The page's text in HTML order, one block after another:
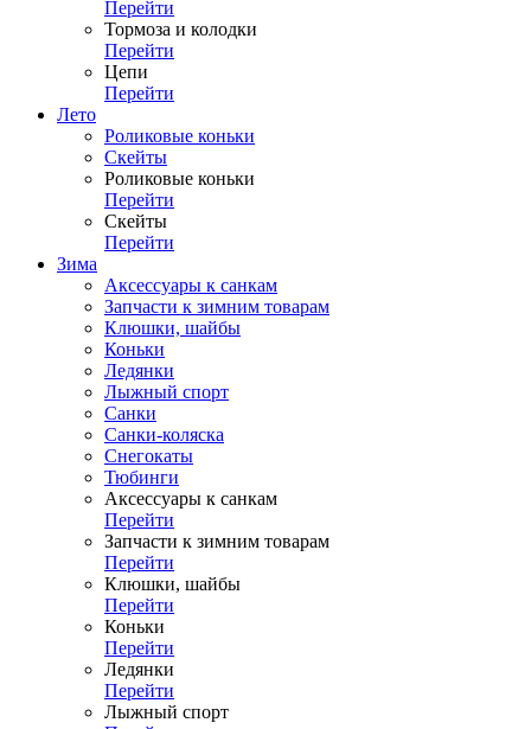
Перейти
Тормоза и колодки
Перейти
Цепи
Перейти
Лето
Роликовые коньки
Скейты
Роликовые коньки
Перейти
Скейты
Перейти
Зима
Аксессуары к санкам
Запчасти к зимним товарам
Клюшки, шайбы
Коньки
Ледянки
Лыжный спорт
Санки
Санки-коляска
Снегокаты
Тюбинги
Аксессуары к санкам
Перейти
Запчасти к зимним товарам
Перейти
Клюшки, шайбы
Перейти
Коньки
Перейти
Ледянки
Перейти
Лыжный спорт